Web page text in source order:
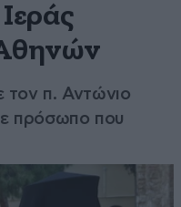
π. Αντώνιο
πρόσωπο που